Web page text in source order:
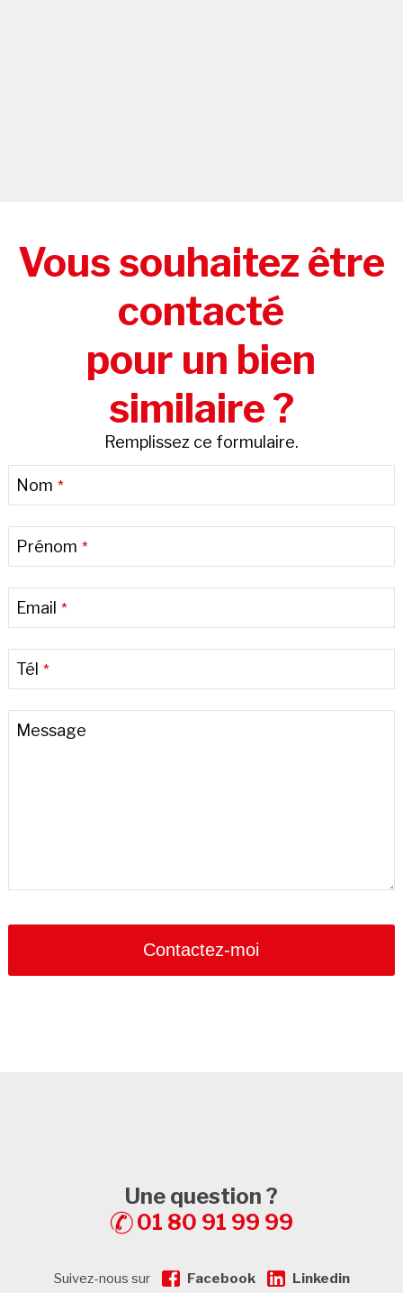
Vous souhaitez être
contacté
pour un bien
similaire ?
Remplissez ce formulaire.
Nom *
Prénom *
Email *
Tél *
Message
Contactez-moi
Une question ?
01 80 91 99 99
Suivez-nous sur Facebook Linkedin